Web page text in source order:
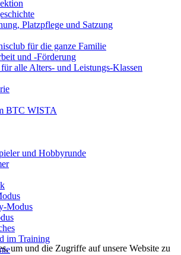
Platzpflege und Satzung
für die ganze Familie
und -Förderung
alle Alters- und Leistungs-Klassen
BTC WISTA
und Hobbyrunde
Modus
im Training
um und die Zugriffe auf unsere Website zu